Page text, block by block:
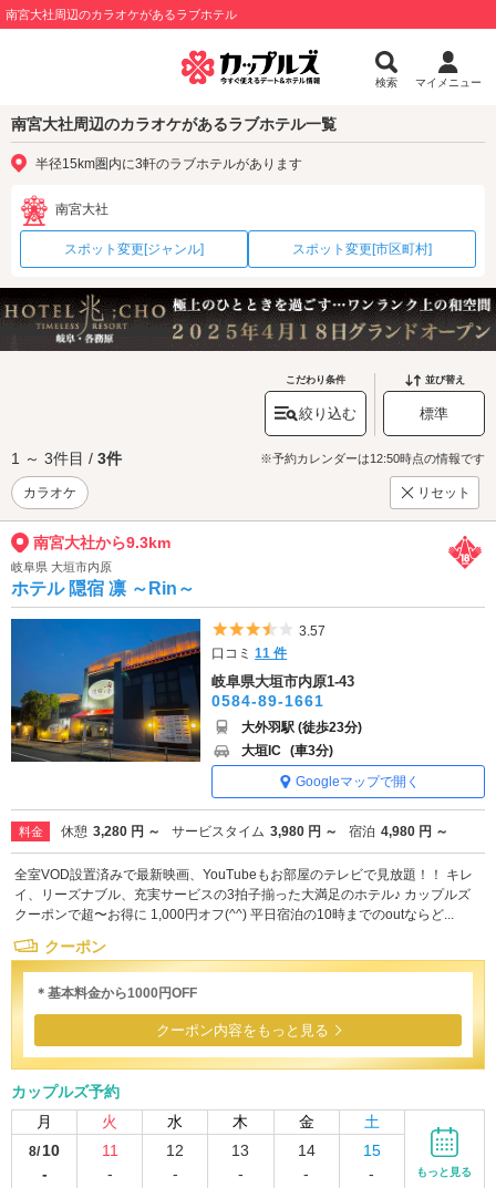
南宮大社周辺のカラオケがあるラブホテル
検索 マイメニュー
南宮大社周辺のカラオケがあるラブホテル一覧
半径15km圏内に3軒のラブホテルがあります
南宮大社
スポット変更[ジャンル] スポット変更[市区町村]
こだわり条件
絞り込む
並び替え
標準
1 ～ 3件目 / 3件 ※予約カレンダーは12:50時点の情報です
カラオケ リセット
南宮大社から9.3km
岐阜県 大垣市内原
ホテル 隠宿 凛 ～Rin～
5つ星のうち3.5
3.57
口コミ11 件
岐阜県大垣市内原1-43
0584-89-1661
大外羽駅 (徒歩23分)
大垣IC (車3分)
Googleマップで開く
料金 休憩 3,280 円 ～ サービスタイム 3,980 円 ～ 宿泊 4,980 円 ～
全室VOD設置済みで最新映画、YouTubeもお部屋のテレビで見放題！！ キレ
イ、リーズナブル、充実サービスの3拍子揃った大満足のホテル♪ カップルズ
クーポンで超〜お得に 1,000円オフ(^^) 平日宿泊の10時までのoutならど...
クーポン
＊基本料金から1000円OFF
クーポン内容をもっと見る
カップルズ予約
月
火 水 木 金 土
8/10
-
11
-
12
-
13
-
14
-
15
-
もっと見る